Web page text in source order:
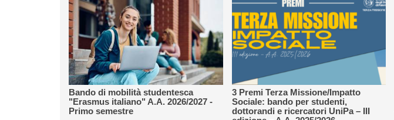
Bando di mobilità studentesca
"Erasmus italiano" A.A. 2026/2027 -
Primo semestre
3 Premi Terza Missione/Impatto
Sociale: bando per studenti,
dottorandi e ricercatori UniPa – III